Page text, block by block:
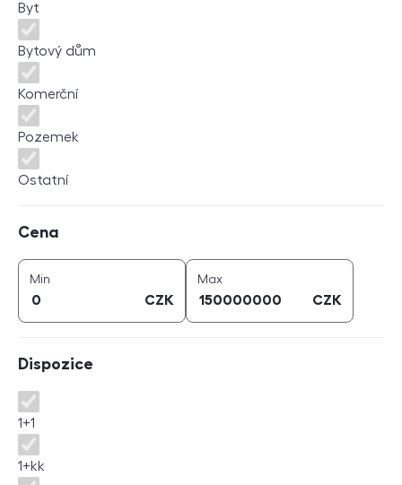
Byt
Bytový dům
Komerční
Pozemek
Ostatní
Cena
Min
CZK
Maxcena (
CZK
Dispozice
Dispozice
1+1
1+kk